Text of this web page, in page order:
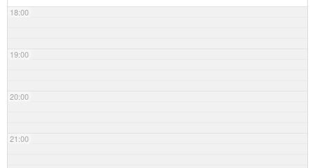
18:00
19:00
20:00
21:00